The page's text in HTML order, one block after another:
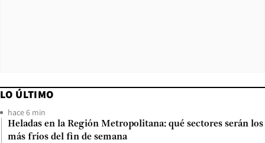
LO ÚLTIMO
hace 6 min
Heladas en la Región Metropolitana: qué sectores serán los
más fríos del fin de semana